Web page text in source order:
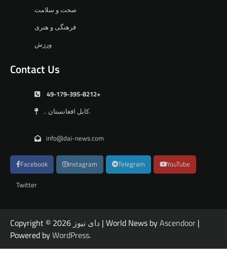
صحت و سلامت
فرهنگی و هنری
ورزش
Contact Us
49-179-395-8212+
.. کابل افغانستان.
info@dai-news.com
Facebook Instagram Telegram YouTube
Twitter
Copyright © 2026 دای نیوز | World News byAscendoor |
Powered byWordPress.